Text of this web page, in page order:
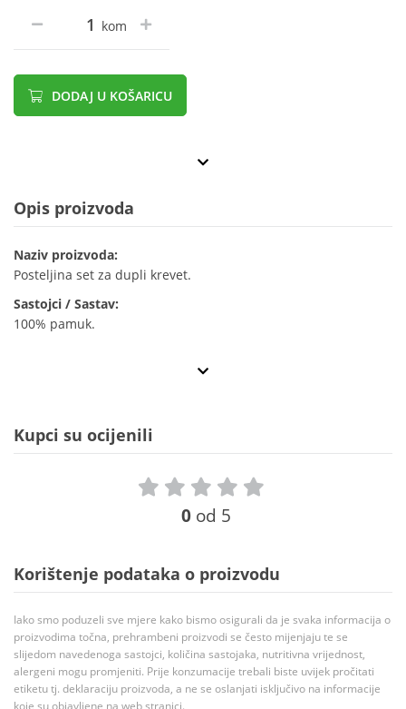
kom
DODAJ U KOŠARICU
Opis proizvoda
Naziv proizvoda:
Posteljina set za dupli krevet.
Sastojci / Sastav:
100% pamuk.
Kupci su ocijenili
0 od 5
Korištenje podataka o proizvodu
Iako smo poduzeli sve mjere kako bismo osigurali da je svaka informacija o
proizvodima točna, prehrambeni proizvodi se često mijenjaju te se
slijedom navedenoga sastojci, količina sastojaka, nutritivna vrijednost,
alergeni mogu promjeniti. Prije konzumacije trebali biste uvijek pročitati
etiketu tj. deklaraciju proizvoda, a ne se oslanjati isključivo na informacije